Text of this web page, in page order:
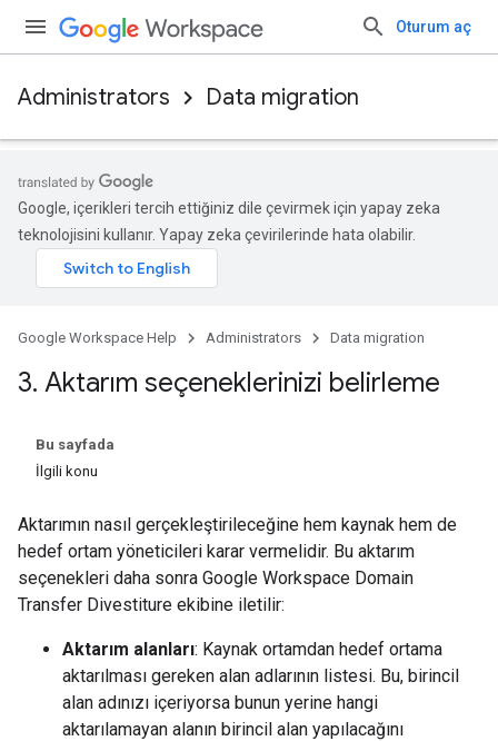
Oturum aç
Administrators Data migration
Google, içerikleri tercih ettiğiniz dile çevirmek için yapay zeka
teknolojisini kullanır. Yapay zeka çevirilerinde hata olabilir.
Google Workspace Help Administrators Data migration
3. Aktarım seçeneklerinizi belirleme
Bu sayfada
İlgili konu
Aktarımın nasıl gerçekleştirileceğine hem kaynak hem de
hedef ortam yöneticileri karar vermelidir. Bu aktarım
seçenekleri daha sonra Google Workspace Domain
Transfer Divestiture ekibine iletilir:
Aktarım alanları: Kaynak ortamdan hedef ortama
aktarılması gereken alan adlarının listesi. Bu, birincil
alan adınızı içeriyorsa bunun yerine hangi
aktarılamayan alanın birincil alan yapılacağını